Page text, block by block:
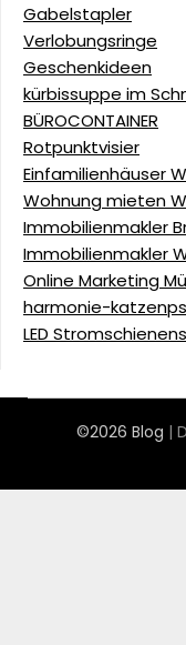
Gabelstapler
Verlobungsringe
Geschenkideen
kürbissuppe im
BÜROCONTAINER
Rotpunktvisier
Einfamilienhäuser
Wohnung mieten
Immobilienmakler
Immobilienmakler
Online Marketing
harmonie-
LED
©2026 Blog |